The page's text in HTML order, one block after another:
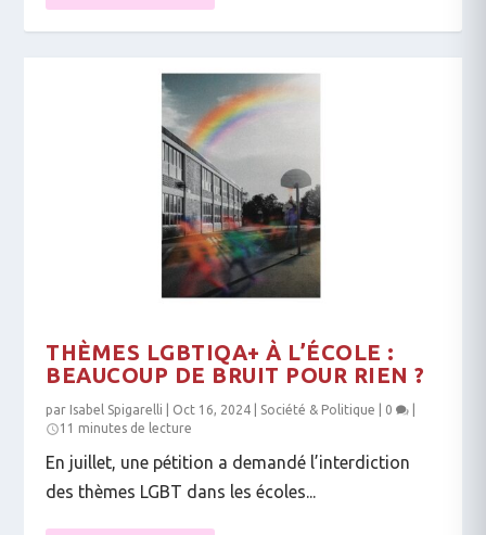
THÈMES LGBTIQA+ À L’ÉCOLE :
BEAUCOUP DE BRUIT POUR RIEN ?
par Isabel Spigarelli Oct 16, 2024 Société & Politique 0
11 minutes de lecture
En juillet, une pétition a demandé l’interdiction
des thèmes LGBT dans les écoles...